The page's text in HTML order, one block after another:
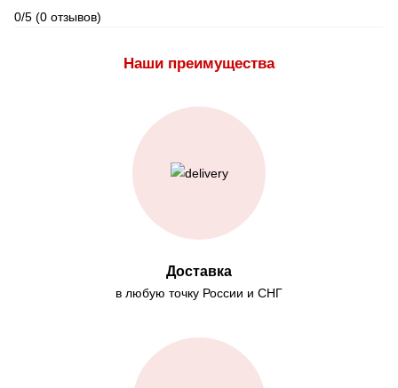
0/5 (0 отзывов)
Наши преимущества
Доставка
в любую точку России и СНГ